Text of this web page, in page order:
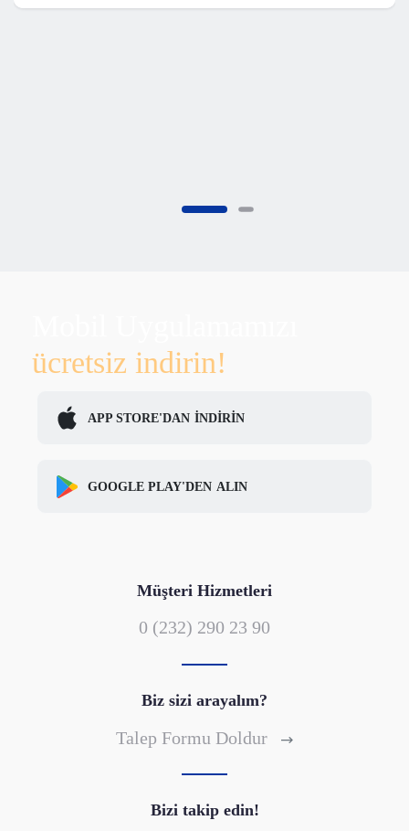
ücretsiz indirin!
APP STORE'DAN İNDİRİN
GOOGLE PLAY'DEN ALIN
Müşteri Hizmetleri
0 (232) 290 23 90
Biz sizi arayalım?
Talep Formu Doldur
Bizi takip edin!